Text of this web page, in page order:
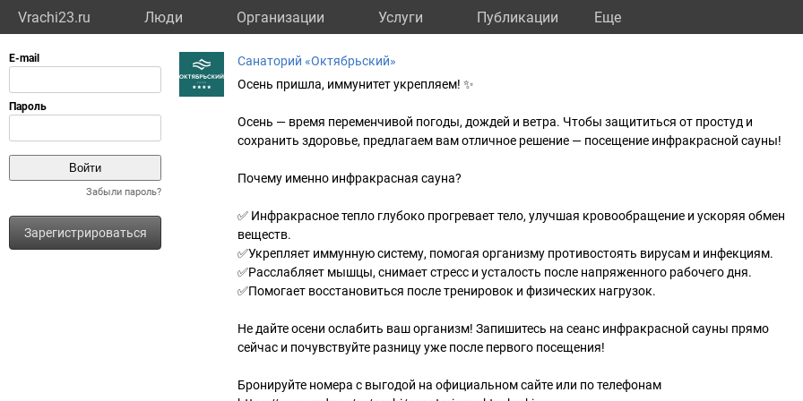
Vrachi23.ru Люди Организации Услуги Публикации Eще
Забыли пароль?
Зарегистрироваться
Санаторий «Октябрьский»
Осень пришла, иммунитет укрепляем! ✨
Осень — время переменчивой погоды, дождей и ветра. Чтобы защититься от простуд и
сохранить здоровье, предлагаем вам отличное решение — посещение инфракрасной сауны!
Почему именно инфракрасная сауна?
✅ Инфракрасное тепло глубоко прогревает тело, улучшая кровообращение и ускоряя обмен
веществ.
✅Укрепляет иммунную систему, помогая организму противостоять вирусам и инфекциям.
✅Расслабляет мышцы, снимает стресс и усталость после напряженного рабочего дня.
✅Помогает восстановиться после тренировок и физических нагрузок.
Не дайте осени ослабить ваш организм! Запишитесь на сеанс инфракрасной сауны прямо
сейчас и почувствуйте разницу уже после первого посещения!
Бронируйте номера с выгодой на официальном сайте или по телефонам